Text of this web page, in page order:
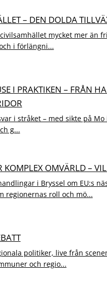
– DEN DOLDA
mycket mer än
i förlängni...
I PRAKTIKEN – FRÅN
i stråket – med sikte på
g...
OMVÄRLD –
i Bryssel om EU:s
regionernas roll och mö...
politiker, live från
och regio...